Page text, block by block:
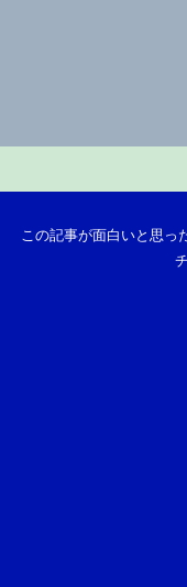
この記事が面白いと思っ